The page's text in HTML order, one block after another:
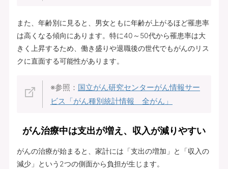
また、年齢別に見ると、男女ともに年齢が上がるほど罹患率
は高くなる傾向にあります。特に40～50代から罹患率は大
きく上昇するため、働き盛りや退職後の世代でもがんのリス
クに直面する可能性があります。
※参照： 国立がん研究センターがん情報サー
ビス「がん種別統計情報 全がん」
がん治療中は支出が増え、収入が減りやすい
がんの治療が始まると、家計には「支出の増加」と「収入の
減少」という2つの側面から負担が生じます。